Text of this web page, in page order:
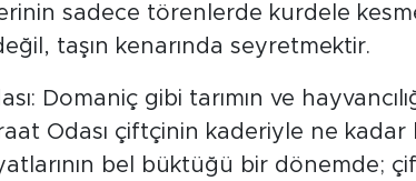
sadece törenlerde kurdele
taşın kenarında seyretmektir.
Domaniç gibi tarımın ve
Odası çiftçinin kaderiyle ne
bel büktüğü bir dönemde;